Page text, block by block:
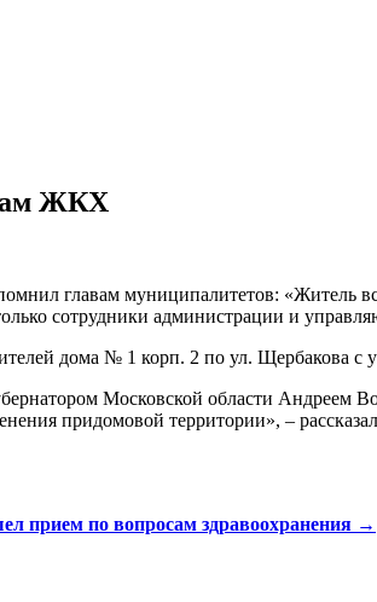
ЖКХ
главам муниципалитетов: «Житель
сотрудники администрации и
дома № 1 корп. 2 по ул.
Московской области Андреем
придомовой территории», –
прием по вопросам здравоохранения →